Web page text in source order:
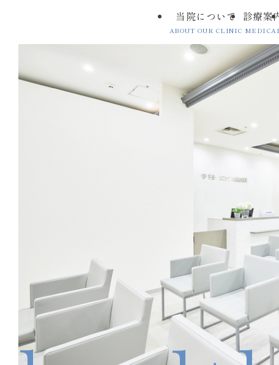
当院について
ABOUT OUR CLINIC
診療案